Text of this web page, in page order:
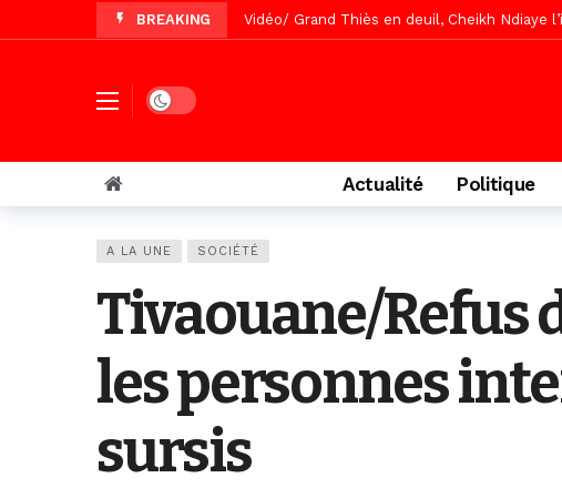
BREAKING Vidéo/Gamou Bakhdad chez Boroom
Vidéo/Chérif Nehma Aïdara Diamaguène
Tivaouane/L’hôpital Seydi El Hadji Malick
Recomposition politique : l’alternative
Vidéo/ Gamou de Keur Mame El Hadji,
Vidéo/ Magal 2026, le train a transporté
Dark mode
Actualité Politique
A LA UNE SOCIÉTÉ
Tivaouane/Refus
les personnes
sursis